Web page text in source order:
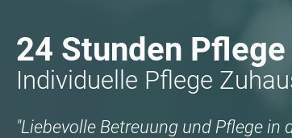
24 Stunden Pflege
Individuelle Pflege
"Liebevolle Betreuung und Pflege